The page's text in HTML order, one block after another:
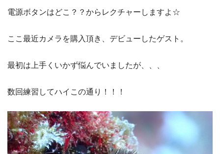
電源ボタンはどこ？？からレクチャーしますよ☆
ここ最近カメラを購入頂き、デビューしたゲスト。
最初は上手くいかず悩んでいましたが、、、
数回練習してハイこの通り！！！